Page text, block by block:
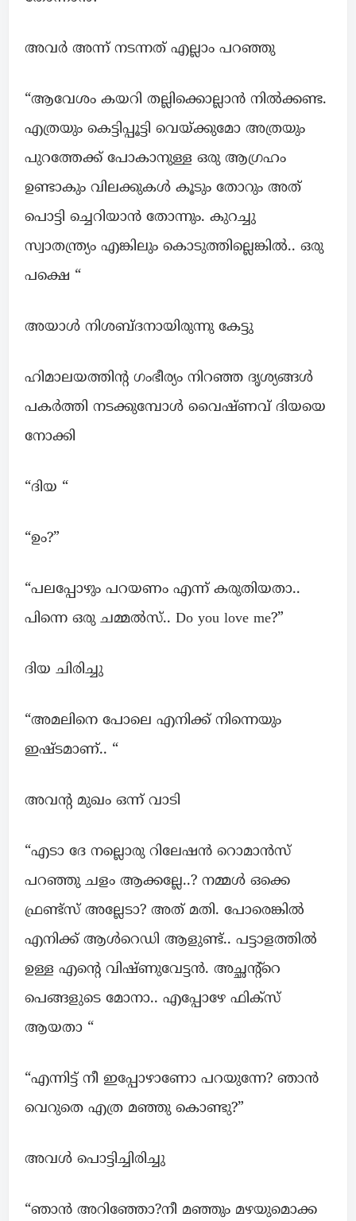
അവർ അന്ന് നടന്നത് എല്ലാം പറഞ്ഞു
“ആവേശം കയറി തല്ലിക്കൊല്ലാൻ നിൽക്കണ്ട.
എത്രയും കെട്ടിപ്പൂട്ടി വെയ്ക്കുമോ അത്രയും
പുറത്തേക്ക് പോകാനുള്ള ഒരു ആഗ്രഹം
ഉണ്ടാകും വിലക്കുകൾ കൂടും തോറും അത്
പൊട്ടി ച്ചെറിയാൻ തോന്നും. കുറച്ചു
സ്വാതന്ത്ര്യം എങ്കിലും കൊടുത്തില്ലെങ്കിൽ.. ഒരു
പക്ഷെ “
അയാൾ നിശബ്ദനായിരുന്നു കേട്ടു
ഹിമാലയത്തിന്റ ഗംഭീര്യം നിറഞ്ഞ ദൃശ്യങ്ങൾ
പകർത്തി നടക്കുമ്പോൾ വൈഷ്ണവ് ദിയയെ
നോക്കി
“ദിയ “
“ഉം?”
“പലപ്പോഴും പറയണം എന്ന് കരുതിയതാ..
പിന്നെ ഒരു ചമ്മൽസ്.. Do you love me?”
ദിയ ചിരിച്ചു
“അമലിനെ പോലെ എനിക്ക് നിന്നെയും
ഇഷ്ടമാണ്.. “
അവന്റ മുഖം ഒന്ന് വാടി
“എടാ ദേ നല്ലൊരു റിലേഷൻ റൊമാൻസ്
പറഞ്ഞു ചളം ആക്കല്ലേ..? നമ്മൾ ഒക്കെ
ഫ്രണ്ട്സ് അല്ലേടാ? അത് മതി. പോരെങ്കിൽ
എനിക്ക് ആൾറെഡി ആളുണ്ട്.. പട്ടാളത്തിൽ
ഉള്ള എന്റെ വിഷ്ണുവേട്ടൻ. അച്ഛന്റ്റെ
പെങ്ങളുടെ മോനാ.. എപ്പോഴേ ഫിക്സ്
ആയതാ “
“എന്നിട്ട് നീ ഇപ്പോഴാണോ പറയുന്നേ? ഞാൻ
വെറുതെ എത്ര മഞ്ഞു കൊണ്ടു?”
അവൾ പൊട്ടിച്ചിരിച്ചു
“ഞാൻ അറിഞ്ഞോ?നീ മഞ്ഞും മഴയുമൊക്ക